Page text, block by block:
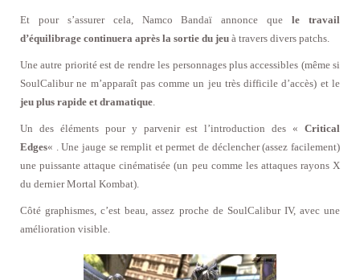
Et pour s’assurer cela, Namco Bandaï annonce quele travail
d’équilibrage continuera après la sortie du jeu à travers divers patchs.
Une autre priorité est de rendre les personnages plus accessibles (même si
SoulCalibur ne m’apparaît pas comme un jeu très difficile d’accès) et le
jeu plus rapide et dramatique.
Un des éléments pour y parvenir est l’introduction des « Critical
Edges« . Une jauge se remplit et permet de déclencher (assez facilement)
une puissante attaque cinématisée (un peu comme les attaques rayons X
du dernier Mortal Kombat).
Côté graphismes, c’est beau, assez proche de SoulCalibur IV, avec une
amélioration visible.